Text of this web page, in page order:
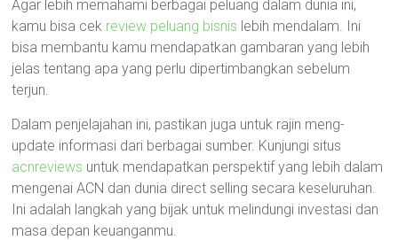
Agar lebih memahami berbagai peluang dalam dunia ini,
kamu bisa cek review peluang bisnis lebih mendalam. Ini
bisa membantu kamu mendapatkan gambaran yang lebih
jelas tentang apa yang perlu dipertimbangkan sebelum
terjun.
Dalam penjelajahan ini, pastikan juga untuk rajin meng-
update informasi dari berbagai sumber. Kunjungi situs
acnreviews untuk mendapatkan perspektif yang lebih dalam
mengenai ACN dan dunia direct selling secara keseluruhan.
Ini adalah langkah yang bijak untuk melindungi investasi dan
masa depan keuanganmu.